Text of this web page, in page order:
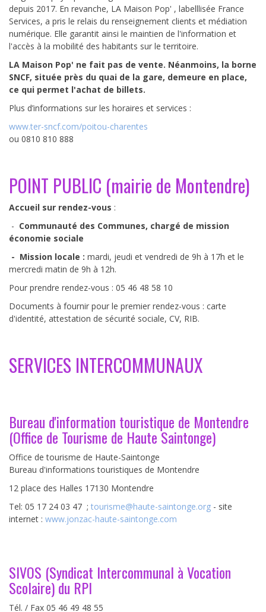
depuis 2017. En revanche, LA Maison Pop' , labelllisée France
Services, a pris le relais du renseignement clients et médiation
numérique. Elle garantit ainsi le maintien de l'information et
l'accès à la mobilité des habitants sur le territoire.
LA Maison Pop' ne fait pas de vente. Néanmoins, la borne
SNCF, située près du quai de la gare, demeure en place,
ce qui permet l'achat de billets.
Plus d’informations sur les horaires et services :
www.ter-sncf.com/poitou-charentes
ou 0810 810 888
POINT PUBLIC (mairie de Montendre)
Accueil sur rendez-vous :
- Communauté des Communes, chargé de mission
économie sociale
- Mission locale : mardi, jeudi et vendredi de 9h à 17h et le
mercredi matin de 9h à 12h.
Pour prendre rendez-vous : 05 46 48 58 10
Documents à fournir pour le premier rendez-vous : carte
d'identité, attestation de sécurité sociale, CV, RIB.
SERVICES INTERCOMMUNAUX
Bureau d'information touristique de Montendre
(Office de Tourisme de Haute Saintonge)
Office de tourisme de Haute-Saintonge
Bureau d'informations touristiques de Montendre
12 place des Halles 17130 Montendre
Tel: 05 17 24 03 47 ; tourisme@haute-saintonge.org - site
internet : www.jonzac-haute-saintonge.com
SIVOS (Syndicat Intercommunal à Vocation
Scolaire) du RPI
Tél. / Fax 05 46 49 48 55